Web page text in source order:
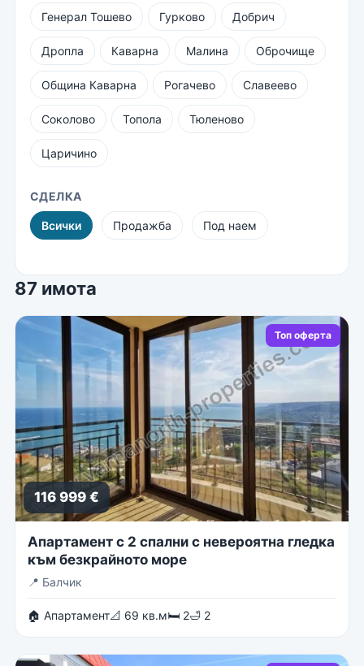
Генерал Тошево Гурково Добрич
Дропла Каварна Малина Оброчище
Община Каварна Рогачево Славеево
Соколово Топола Тюленово
Царичино
СДЕЛКА
Всички Продажба Под наем
87 имота
Топ оферта
116 999 €
Апартамент с 2 спални с невероятна гледка
към безкрайното море
📍 Балчик
🏠 Апартамент📐 69 кв.м🛏 2🛁 2